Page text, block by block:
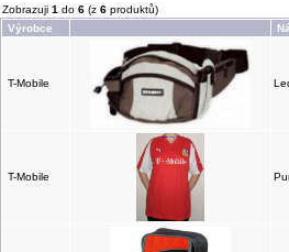
Zobrazuji 1 do 6 (z 6 produktů)
Výrobce
T-Mobile
T-Mobile